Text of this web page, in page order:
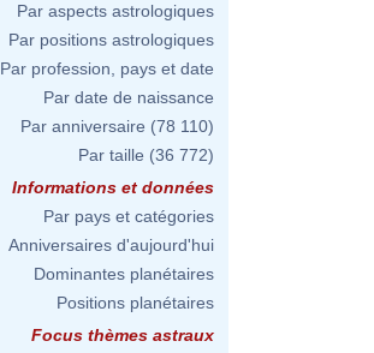
Par aspects astrologiques
Par positions astrologiques
Par profession, pays et date
Par date de naissance
Par anniversaire (78 110)
Par taille (36 772)
Informations et données
Par pays et catégories
Anniversaires d'aujourd'hui
Dominantes planétaires
Positions planétaires
Focus thèmes astraux